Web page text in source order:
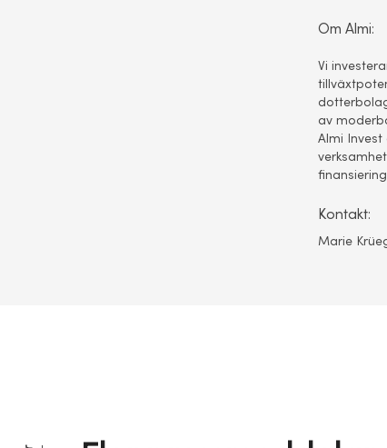
Om Almi:
Vi
av
Almi
Kontakt:
Marie